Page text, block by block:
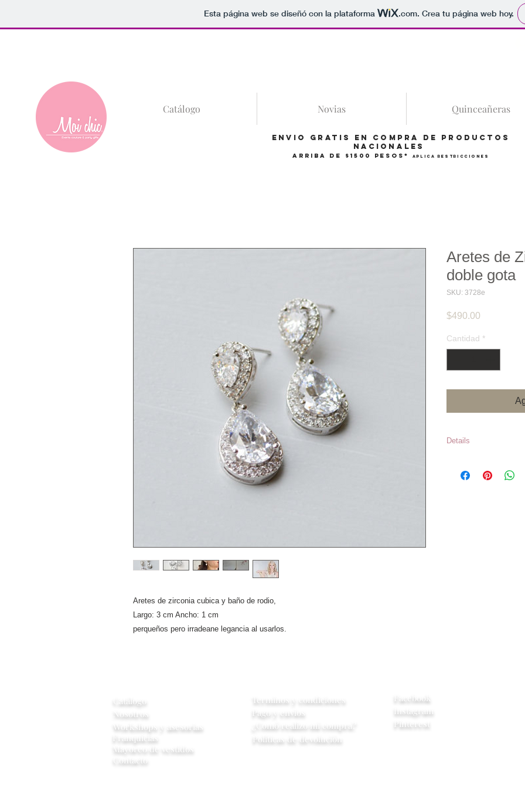
Esta página web se diseñó con la plataforma .com. Crea tu página web hoy.
Catálogo Novias Quinceañeras
Envio gratis en compra de productos
Nacionales
arriba de $1500 pesos* Aplica restricciones
Aretes de zirconia cubica y baño de rodio,
Largo: 3 cm Ancho: 1 cm
perqueños pero irradeane legancia al usarlos.
Aretes de
doble gota
SKU: 3728e
$490.00
Cantidad *
Details
Facebook
Instagram
Pinterest
Catálogo
Nosotros
Workshops y
asesorias
Terminos y condiciones
Pago y envios
¿Comó realizo mi compra?
Franquicias
Políticas de devolución
Mayoreo de vestidos
Contacto